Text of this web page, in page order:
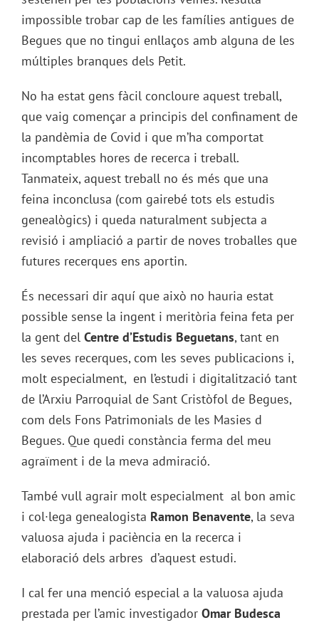
impossible trobar cap de les famílies antigues de
Begues que no tingui enllaços amb alguna de les
múltiples branques dels Petit.
No ha estat gens fàcil concloure aquest treball,
que vaig començar a principis del confinament de
la pandèmia de Covid i que m’ha comportat
incomptables hores de recerca i treball.
Tanmateix, aquest treball no és més que una
feina inconclusa (com gairebé tots els estudis
genealògics) i queda naturalment subjecta a
revisió i ampliació a partir de noves troballes que
futures recerques ens aportin.
És necessari dir aquí que això no hauria estat
possible sense la ingent i meritòria feina feta per
la gent del Centre d’Estudis Beguetans, tant en
les seves recerques, com les seves publicacions i,
molt especialment, en l’estudi i digitalització tant
de l’Arxiu Parroquial de Sant Cristòfol de Begues,
com dels Fons Patrimonials de les Masies d
Begues. Que quedi constància ferma del meu
agraïment i de la meva admiració.
També vull agrair molt especialment al bon amic
i col·lega genealogista Ramon Benavente, la seva
valuosa ajuda i paciència en la recerca i
elaboració dels arbres d’aquest estudi.
I cal fer una menció especial a la valuosa ajuda
prestada per l’amic investigador Omar Budesca